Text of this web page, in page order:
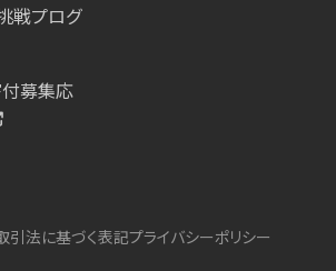
戦プログ
募集応
引法に基づく表記プライバシーポリシー